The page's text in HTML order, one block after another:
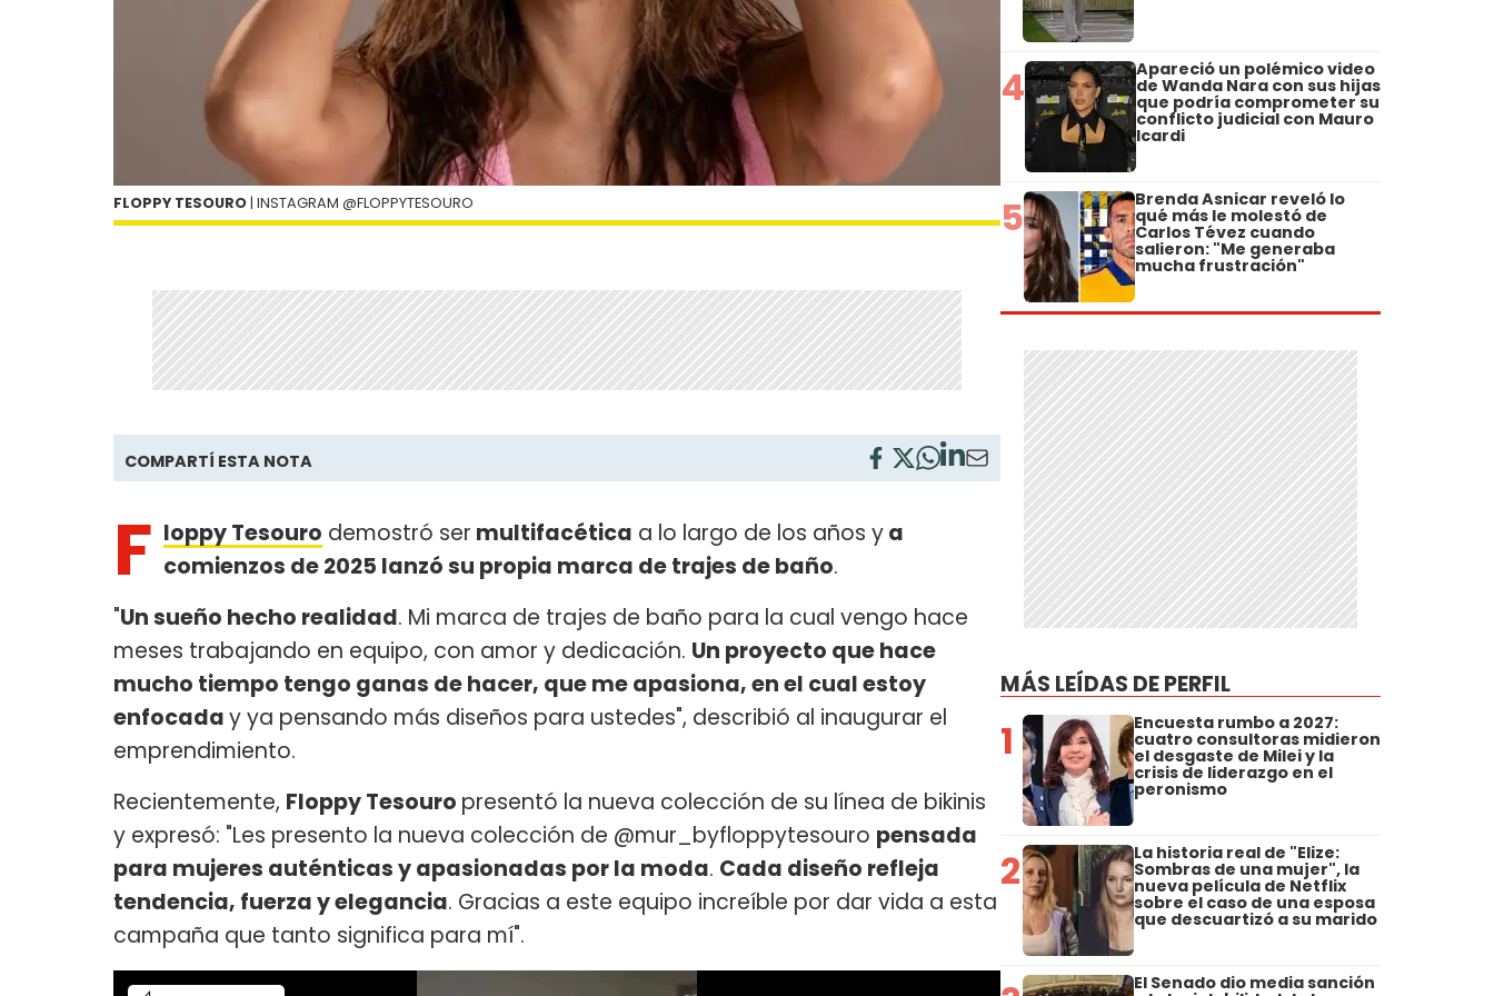
FLOPPY TESOURO | INSTAGRAM @FLOPPYTESOURO
COMPARTÍ ESTA NOTA
F loppy Tesouro demostró ser multifacética a lo largo de los años ya
comienzos de 2025 lanzó su propia marca de trajes de baño.
"Un sueño hecho realidad. Mi marca de trajes de baño para la cual vengo hace
meses trabajando en equipo, con amor y dedicación. Un proyecto que hace
mucho tiempo tengo ganas de hacer, que me apasiona, en el cual estoy
enfocaday ya pensando más diseños para ustedes", describió al inaugurar el
emprendimiento.
Recientemente, Floppy Tesouro presentó la nueva colección de su línea de bikinis
y expresó: "Les presento la nueva colección de @mur_byfloppytesouro pensada
para mujeres auténticas y apasionadas por la moda. Cada diseño refleja
tendencia, fuerza y elegancia. Gracias a este equipo increíble por dar vida a esta
campaña que tanto significa para mí".
4 Apareció un polémico video
de Wanda Nara con sus hijas
que podría comprometer su
conflicto judicial con Mauro
Icardi
5 Brenda Asnicar reveló lo
qué más le molestó de
Carlos Tévez cuando
salieron: "Me generaba
mucha frustración"
MÁS LEÍDAS DE PERFIL
1 Encuesta rumbo a 2027:
cuatro consultoras midieron
el desgaste de Milei y la
crisis de liderazgo en el
peronismo
2 La historia real de "Elize:
Sombras de una mujer", la
nueva película de Netflix
sobre el caso de una esposa
que descuartizó a su marido
El Senado dio media sanción